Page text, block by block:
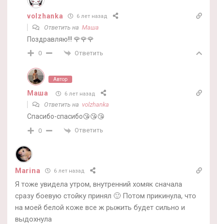
volzhanka 6 лет назад
Ответить на Маша
Поздравляю!!! 🌹🌹🌹
0 Ответить
Автор
Маша 6 лет назад
Ответить на volzhanka
Спасибо-спасибо😘😘😘
0 Ответить
Marina 6 лет назад
Я тоже увидела утром, внутренний хомяк сначала
сразу боевую стойку принял 🙂 Потом прикинула, что
на моей белой коже все ж рыжить будет сильно и
выдохнула